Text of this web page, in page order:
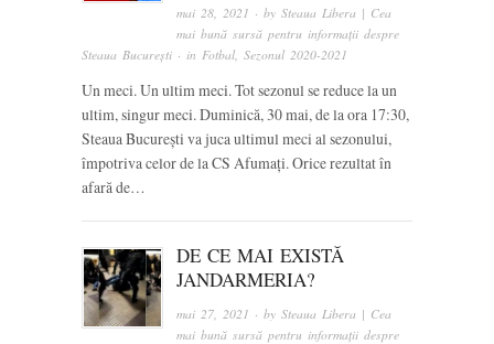
mai 28, 2021 · bySteaua Libera | Cea
mai bună sursă pentru informații despre
Steaua București · in Fotbal, Sezonul 2020-2021
Un meci. Un ultim meci. Tot sezonul se reduce la un
ultim, singur meci. Duminică, 30 mai, de la ora 17:30,
Steaua București va juca ultimul meci al sezonului,
împotriva celor de la CS Afumați. Orice rezultat în
afară de…
DE CE MAI EXISTĂ
JANDARMERIA?
mai 27, 2021 · bySteaua Libera | Cea
mai bună sursă pentru informații despre